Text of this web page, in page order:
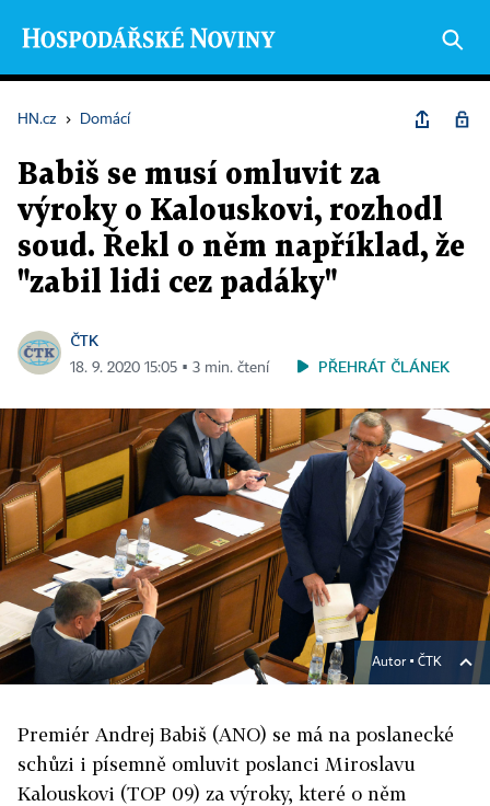
HN.cz › Domácí
Babiš se musí omluvit za
výroky o Kalouskovi, rozhodl
soud. Řekl o něm například, že
"zabil lidi cez padáky"
ČTK
18. 9. 2020 15:05 ▪ 3 min. čtení PŘEHRÁT ČLÁNEK
Autor ▪ ČTK
Premiér Andrej Babiš (ANO) se má na poslanecké
schůzi i písemně omluvit poslanci Miroslavu
Kalouskovi (TOP 09) za výroky, které o něm